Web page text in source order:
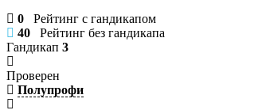
0 Рейтинг с гандикапом
40 Рейтинг без гандикапа
Гандикап 3
Проверен
Полупрофи